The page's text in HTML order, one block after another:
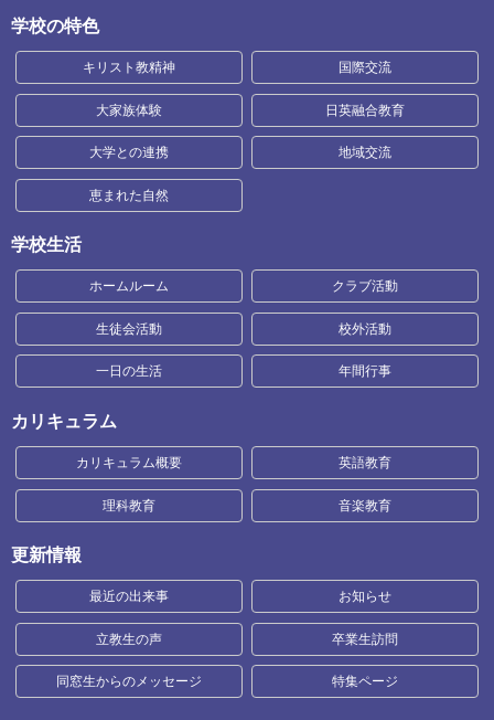
学校の特色
キリスト教精神 国際交流
大家族体験 日英融合教育
大学との連携 地域交流
恵まれた自然
学校生活
ホームルーム クラブ活動
生徒会活動 校外活動
一日の生活 年間行事
カリキュラム
カリキュラム概要 英語教育
理科教育 音楽教育
更新情報
最近の出来事 お知らせ
立教生の声 卒業生訪問
同窓生からのメッセージ 特集ページ